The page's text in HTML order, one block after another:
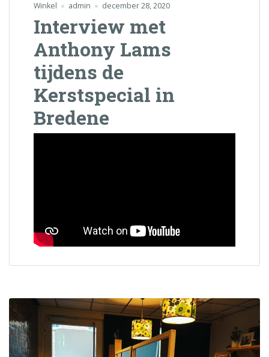
Winkel admin december 28, 2020
Interview met
Anthony Lams
tijdens de
Kerstspecial in
Bredene